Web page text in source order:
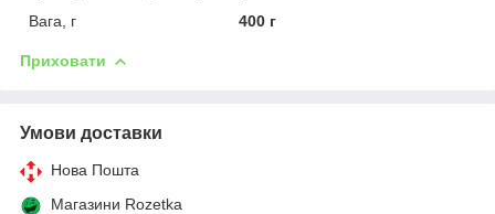
Вага, г
400 г
Приховати
Умови доставки
Нова Пошта
Магазини Rozetka